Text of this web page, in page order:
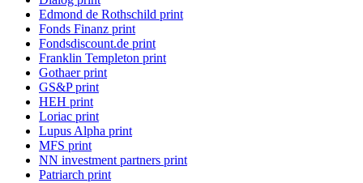
Edmond de Rothschild print
Fonds Finanz print
Fondsdiscount.de print
Franklin Templeton print
Gothaer print
GS&P print
HEH print
Loriac print
Lupus Alpha print
MFS print
NN investment partners print
Patriarch print